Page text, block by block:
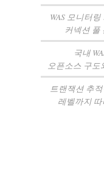
WAS 모니터
커넥션 풀
국내
오픈소스 구도
트랜잭션 추
레벨까지